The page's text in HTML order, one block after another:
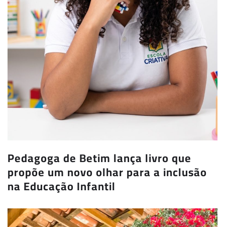
Pedagoga de Betim lança livro que
propõe um novo olhar para a inclusão
na Educação Infantil